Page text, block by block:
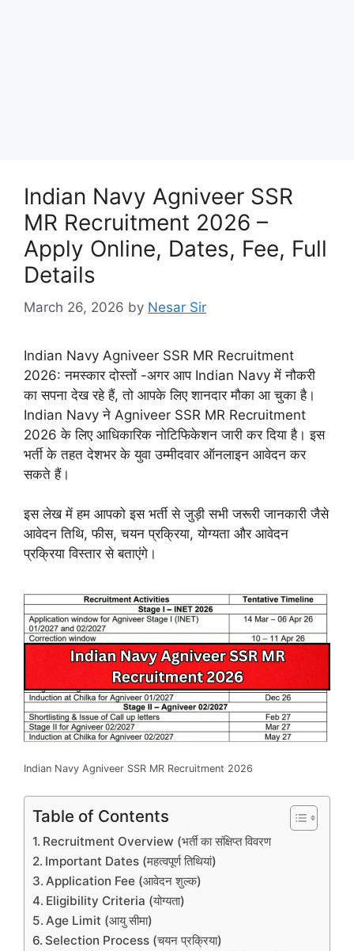
Indian Navy Agniveer SSR
MR Recruitment 2026 –
Apply Online, Dates, Fee, Full
Details
March 26, 2026 by Nesar Sir
Indian Navy Agniveer SSR MR Recruitment
2026: नमस्कार दोस्तों -अगर आप Indian Navy में नौकरी
का सपना देख रहे हैं, तो आपके लिए शानदार मौका आ चुका है।
Indian Navy ने Agniveer SSR MR Recruitment
2026 के लिए आधिकारिक नोटिफिकेशन जारी कर दिया है। इस
भर्ती के तहत देशभर के युवा उम्मीदवार ऑनलाइन आवेदन कर
सकते हैं।
इस लेख में हम आपको इस भर्ती से जुड़ी सभी जरूरी जानकारी जैसे
आवेदन तिथि, फीस, चयन प्रक्रिया, योग्यता और आवेदन
प्रक्रिया विस्तार से बताएंगे।
Indian Navy Agniveer SSR MR Recruitment 2026
Table of Contents
Recruitment Overview (भर्ती का संक्षिप्त विवरण
Important Dates (महत्वपूर्ण तिथियां)
Application Fee (आवेदन शुल्क)
Eligibility Criteria (योग्यता)
Age Limit (आयु सीमा)
Selection Process (चयन प्रक्रिया)